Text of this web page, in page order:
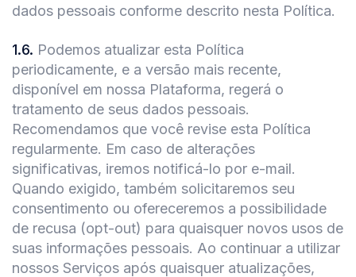
dados pessoais conforme descrito nesta Política.
1.6. Podemos atualizar esta Política
periodicamente, e a versão mais recente,
disponível em nossa Plataforma, regerá o
tratamento de seus dados pessoais.
Recomendamos que você revise esta Política
regularmente. Em caso de alterações
significativas, iremos notificá-lo por e-mail.
Quando exigido, também solicitaremos seu
consentimento ou ofereceremos a possibilidade
de recusa (opt-out) para quaisquer novos usos de
suas informações pessoais. Ao continuar a utilizar
nossos Serviços após quaisquer atualizações,